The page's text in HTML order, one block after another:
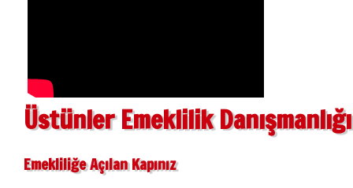
Üstünler Emeklilik Danışmanlığı
Emekliliğe Açılan Kapınız